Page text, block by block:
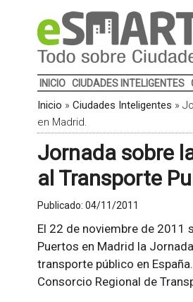
INICIO CIUDADES INTELIGENTES
Inicio » Ciudades Inteligentes »
en Madrid.
Jornada sobre
al Transporte
Publicado: 04/11/2011
El 22 de noviembre de 2011
Puertos en Madrid la
transporte público en
Consorcio Regional de